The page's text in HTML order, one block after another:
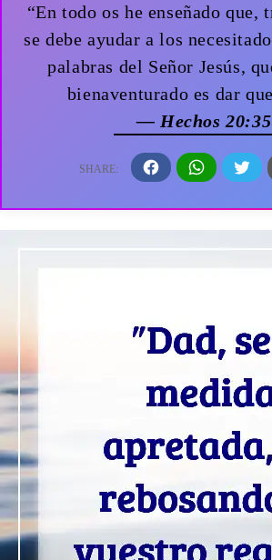
“En todo os he enseñado que,
se debe ayudar a los
palabras del Señor Jesús,
bienaventurado es dar
— Hechos 20:35